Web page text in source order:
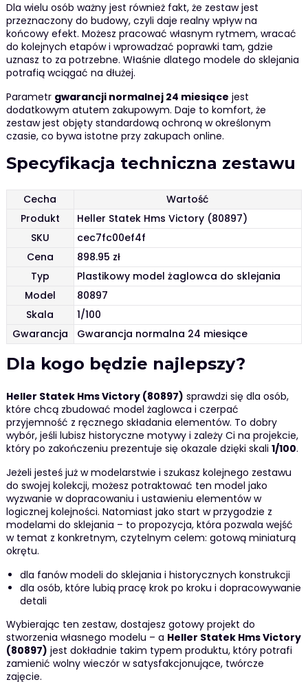
Dla wielu osób ważny jest również fakt, że zestaw jest
przeznaczony do budowy, czyli daje realny wpływ na
końcowy efekt. Możesz pracować własnym rytmem, wracać
do kolejnych etapów i wprowadzać poprawki tam, gdzie
uznasz to za potrzebne. Właśnie dlatego modele do sklejania
potrafią wciągać na dłużej.
Parametr gwarancji normalnej 24 miesiące jest
dodatkowym atutem zakupowym. Daje to komfort, że
zestaw jest objęty standardową ochroną w określonym
czasie, co bywa istotne przy zakupach online.
Specyfikacja techniczna zestawu
Cecha
Wartość
Produkt
Heller Statek Hms Victory (80897)
SKU
cec7fc00ef4f
Cena
898.95 zł
Typ
Plastikowy model żaglowca do sklejania
Model
80897
Skala
1/100
Gwarancja
Gwarancja normalna 24 miesiące
Dla kogo będzie najlepszy?
Heller Statek Hms Victory (80897) sprawdzi się dla osób,
które chcą zbudować model żaglowca i czerpać
przyjemność z ręcznego składania elementów. To dobry
wybór, jeśli lubisz historyczne motywy i zależy Ci na projekcie,
który po zakończeniu prezentuje się okazale dzięki skali 1/100.
Jeżeli jesteś już w modelarstwie i szukasz kolejnego zestawu
do swojej kolekcji, możesz potraktować ten model jako
wyzwanie w dopracowaniu i ustawieniu elementów w
logicznej kolejności. Natomiast jako start w przygodzie z
modelami do sklejania – to propozycja, która pozwala wejść
w temat z konkretnym, czytelnym celem: gotową miniaturą
okrętu.
dla fanów modeli do sklejania i historycznych konstrukcji
dla osób, które lubią pracę krok po kroku i dopracowywanie
detali
Wybierając ten zestaw, dostajesz gotowy projekt do
stworzenia własnego modelu – a Heller Statek Hms Victory
(80897) jest dokładnie takim typem produktu, który potrafi
zamienić wolny wieczór w satysfakcjonujące, twórcze
zajęcie.